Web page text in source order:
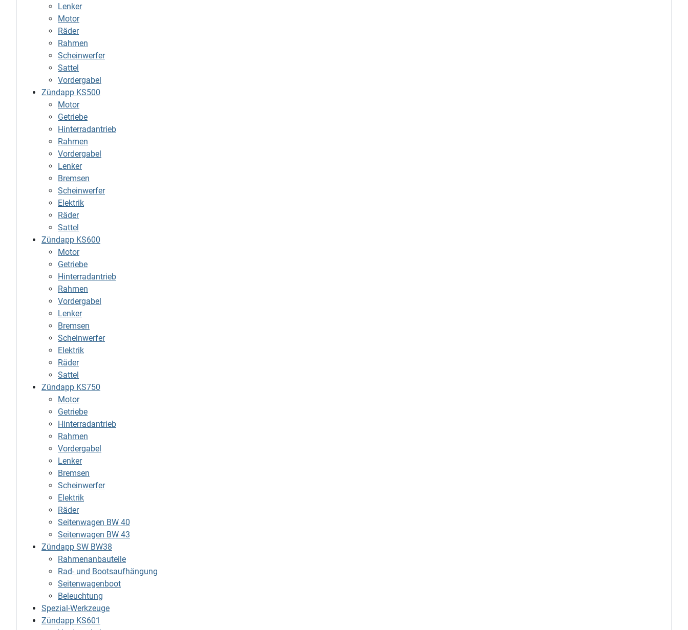
Lenker
Motor
Räder
Rahmen
Scheinwerfer
Sattel
Vordergabel
Zündapp KS500
Motor
Getriebe
Hinterradantrieb
Rahmen
Vordergabel
Lenker
Bremsen
Scheinwerfer
Elektrik
Räder
Sattel
Zündapp KS600
Motor
Getriebe
Hinterradantrieb
Rahmen
Vordergabel
Lenker
Bremsen
Scheinwerfer
Elektrik
Räder
Sattel
Zündapp KS750
Motor
Getriebe
Hinterradantrieb
Rahmen
Vordergabel
Lenker
Bremsen
Scheinwerfer
Elektrik
Räder
Seitenwagen BW 40
Seitenwagen BW 43
Zündapp SW BW38
Rahmenanbauteile
Rad- und Bootsaufhängung
Seitenwagenboot
Beleuchtung
Spezial-Werkzeuge
Zündapp KS601